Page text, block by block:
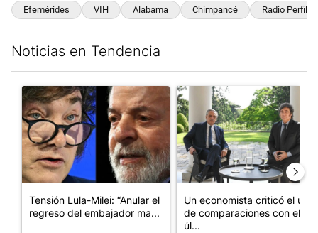
Efemérides VIH Alabama Chimpancé Radio Perfil
Noticias en Tendencia
Un artículo de tendencia con el título "Tensión Lula-Milei:
Tensión Lula-Milei: “Anular el
regreso del embajador ma...
Un artículo de tendencia con
Un economista criticó el uso
de comparaciones con el
úl...